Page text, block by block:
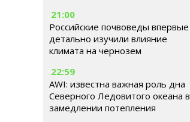
21:00
Российские почвоведы впервые
детально изучили влияние
климата на чернозем
22:59
AWI: известна важная роль дна
Северного Ледовитого океана в
замедлении потепления